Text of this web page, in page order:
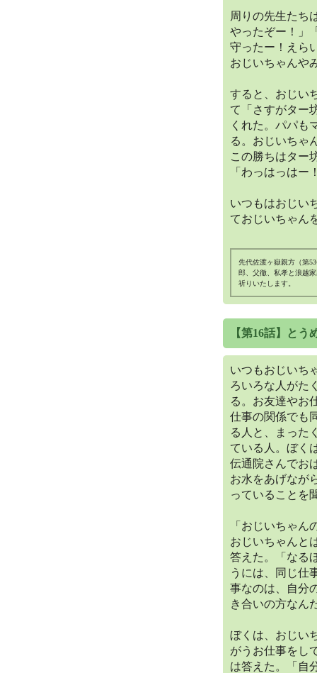
周りの先生たち
やったぞー！」
守ったー！えら
おじいちゃんや
すると、おじい
て「さすがター
くれた。パパも
る。おじいちゃ
この勝ちはター
「わっはっはー
いつもはおじい
ておじいちゃん
先代佐渡ヶ嶽親方（第
郎、父徹、私孝と浪越
祈りいたします。
【第16話】とう
いつもおじいち
ろいろな人がた
る。お友達やお
仕事の関係でも
る人と、まった
ている人。ぼく
伝通院さんでお
お水をあげなが
っていることを
「おじいちゃ
おじいちゃんと
答えた。「なる
うには、同じ仕
事なのは、自分
き合いの方なん
ぼくは、おじい
がうお仕事をし
は答えた。「自